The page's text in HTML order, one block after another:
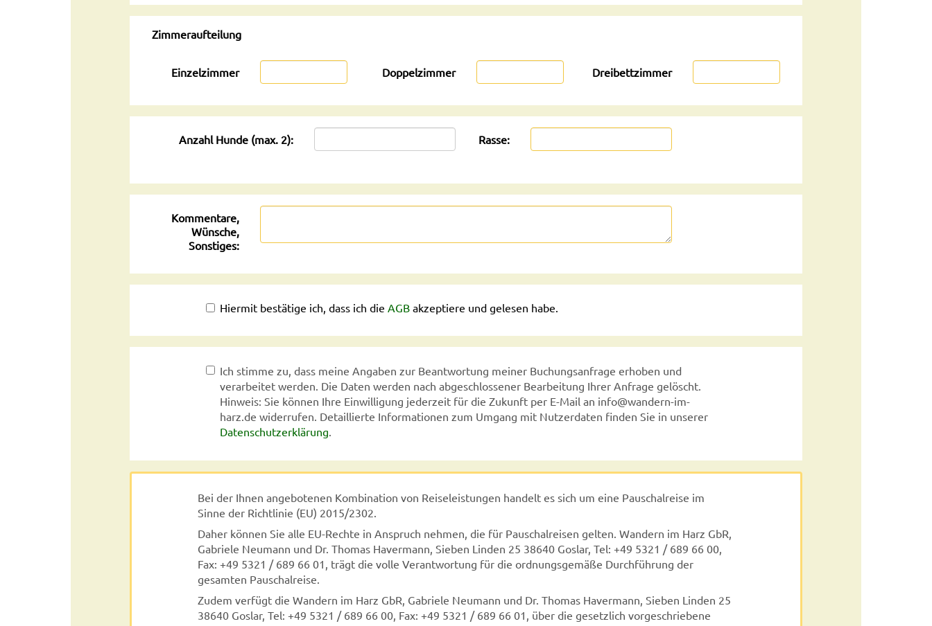
Zimmeraufteilung
Einzelzimmer Doppelzimmer Dreibettzimmer
Anzahl Hunde (max. 2): Rasse:
Kommentare,
Wünsche,
Sonstiges:
Hiermit bestätige ich, dass ich die AGBakzeptiere und gelesen habe.
Ich stimme zu, dass meine Angaben zur Beantwortung meiner Buchungsanfrage erhoben und
verarbeitet werden. Die Daten werden nach abgeschlossener Bearbeitung Ihrer Anfrage gelöscht.
Hinweis: Sie können Ihre Einwilligung jederzeit für die Zukunft per E-Mail an info@wandern-im-
harz.de widerrufen. Detaillierte Informationen zum Umgang mit Nutzerdaten finden Sie in unserer
Datenschutzerklärung.
Bei der Ihnen angebotenen Kombination von Reiseleistungen handelt es sich um eine Pauschalreise im
Sinne der Richtlinie (EU) 2015/2302.
Daher können Sie alle EU-Rechte in Anspruch nehmen, die für Pauschalreisen gelten. Wandern im Harz GbR,
Gabriele Neumann und Dr. Thomas Havermann, Sieben Linden 25 38640 Goslar, Tel: +49 5321 / 689 66 00,
Fax: +49 5321 / 689 66 01, trägt die volle Verantwortung für die ordnungsgemäße Durchführung der
gesamten Pauschalreise.
Zudem verfügt die Wandern im Harz GbR, Gabriele Neumann und Dr. Thomas Havermann, Sieben Linden 25
38640 Goslar, Tel: +49 5321 / 689 66 00, Fax: +49 5321 / 689 66 01, über die gesetzlich vorgeschriebene